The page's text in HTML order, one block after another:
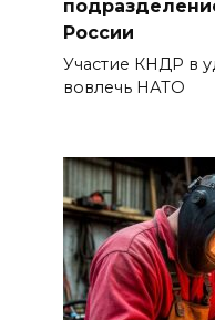
России
Участие КНДР в
вовлечь НАТО